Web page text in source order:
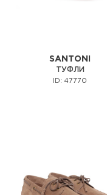
SANTONI
ТУФЛИ
ID: 47770